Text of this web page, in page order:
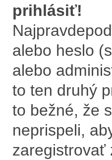
prihlásiť!
alebo heslo
alebo
to ten druhý
to bežné, že
neprispeli,
zaregistrovať